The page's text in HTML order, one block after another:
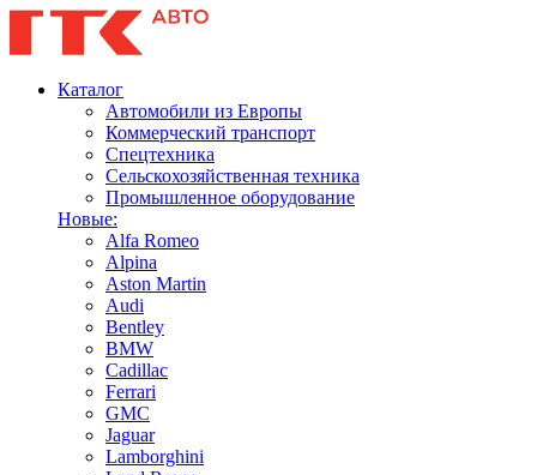
Каталог
Автомобили из Европы
Коммерческий транспорт
Спецтехника
Сельскохозяйственная техника
Промышленное оборудование
Новые:
Alfa Romeo
Alpina
Aston Martin
Audi
Bentley
BMW
Cadillac
Ferrari
GMC
Jaguar
Lamborghini